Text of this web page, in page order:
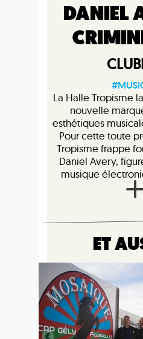
DANIEL
La Halle Tropisme
nouvelle
esthétiques
Pour cette toute
Tropisme frappe
Daniel Avery,
musique
ET